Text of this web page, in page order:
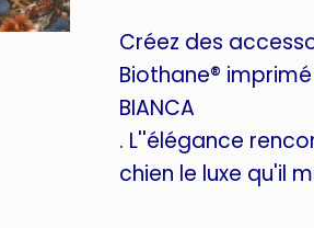
Créez des
Biothane®
BIANCA
. L''élégance
chien le luxe qu'il